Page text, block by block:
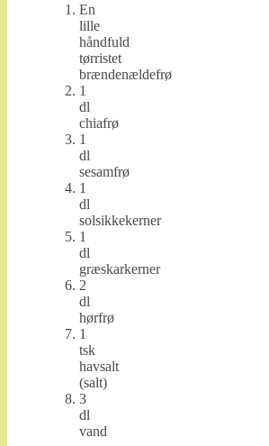
En
lille
håndfuld
tørristet
brændenældefrø
1
dl
chiafrø
1
dl
sesamfrø
1
dl
solsikkekerner
1
dl
græskarkerner
2
dl
hørfrø
1
tsk
havsalt
(salt)
3
dl
vand